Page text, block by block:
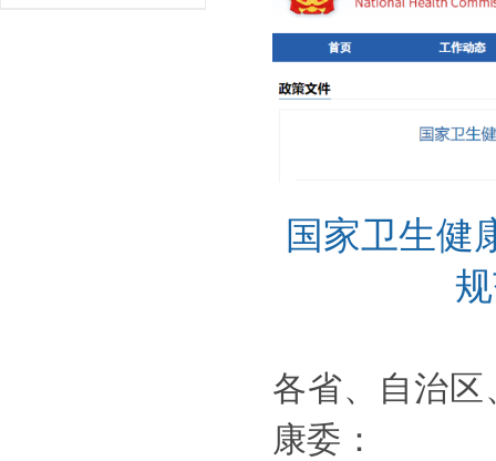
国家卫生健
各省、自治
康委 ：